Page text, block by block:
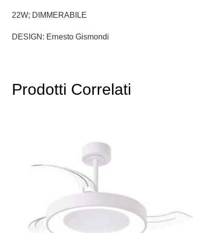
22W; DIMMERABILE
DESIGN: Ernesto Gismondi
Prodotti Correlati